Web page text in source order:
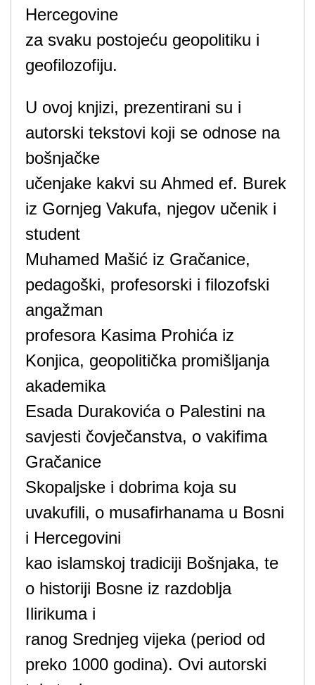
Hercegovine
za svaku postojeću geopolitiku i
geofilozofiju.
U ovoj knjizi, prezentirani su i
autorski tekstovi koji se odnose na
bošnjačke
učenjake kakvi su Ahmed ef. Burek
iz Gornjeg Vakufa, njegov učenik i
student
Muhamed Mašić iz Gračanice,
pedagoški, profesorski i filozofski
angažman
profesora Kasima Prohića iz
Konjica, geopolitička promišljanja
akademika
Esada Durakovića o Palestini na
savjesti čovječanstva, o vakifima
Gračanice
Skopaljske i dobrima koja su
uvakufili, o musafirhanama u Bosni
i Hercegovini
kao islamskoj tradiciji Bošnjaka, te
o historiji Bosne iz razdoblja
Ilirikuma i
ranog Srednjeg vijeka (period od
preko 1000 godina). Ovi autorski